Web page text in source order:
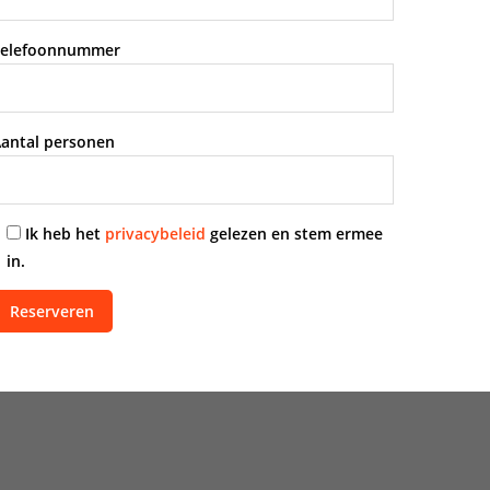
personen
Ik heb het privacybeleid gelezen en stem ermee
in.